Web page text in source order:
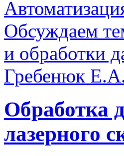
Обсуждаем
и обработки
Гребенюк
Обработка
лазерного